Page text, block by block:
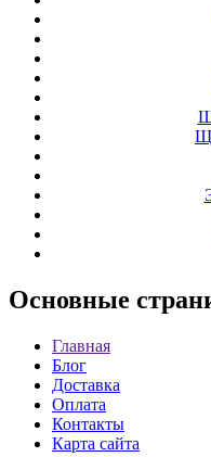
Основные
Главная
Блог
Доставка
Оплата
Контакты
Карта сайта